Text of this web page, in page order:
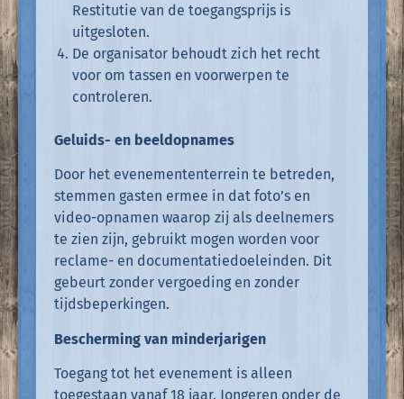
Restitutie van de toegangsprijs is
uitgesloten.
De organisator behoudt zich het recht
voor om tassen en voorwerpen te
controleren.
Geluids- en beeldopnames
Door het evenemententerrein te betreden,
stemmen gasten ermee in dat foto’s en
video-opnamen waarop zij als deelnemers
te zien zijn, gebruikt mogen worden voor
reclame- en documentatiedoeleinden. Dit
gebeurt zonder vergoeding en zonder
tijdsbeperkingen.
Bescherming van minderjarigen
Toegang tot het evenement is alleen
toegestaan vanaf 18 jaar. Jongeren onder de